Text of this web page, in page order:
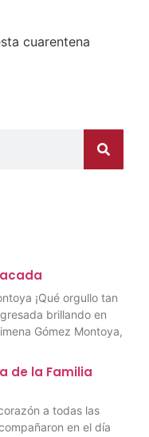
cuarentena
¡Qué orgullo tan
brillando en
Gómez Montoya,
de la Familia
a todas las
en el día